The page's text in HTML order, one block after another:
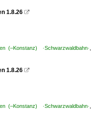
1.8.26 
(–Konstanz) ·Schwarzwaldbahn·
1.8.26 
(–Konstanz) ·Schwarzwaldbahn·